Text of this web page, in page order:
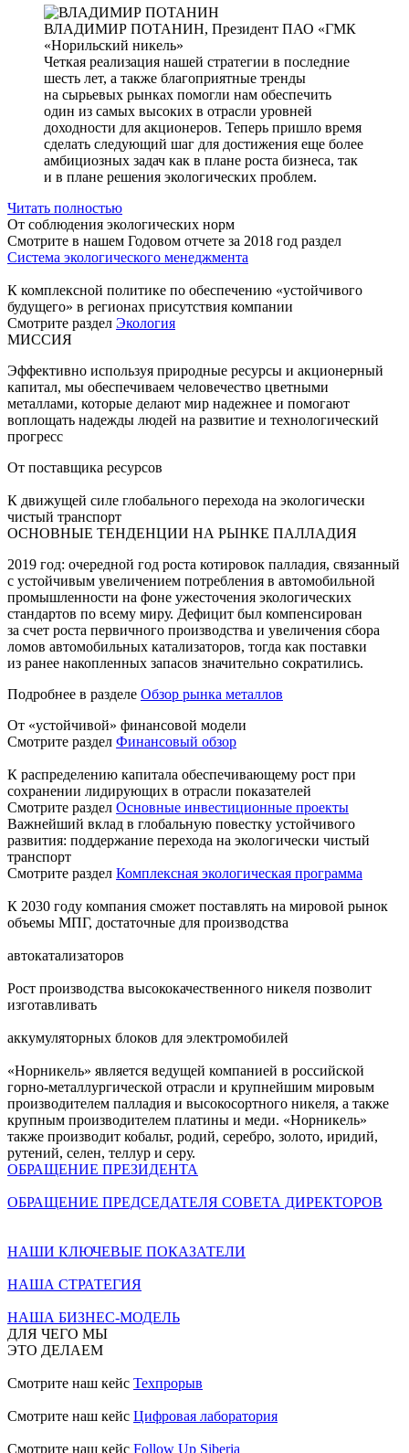
ВЛАДИМИР ПОТАНИН, Президент ПАО «ГМК
«Норильский никель»
Четкая реализация нашей стратегии в последние
шесть лет, а также благоприятные тренды
на сырьевых рынках помогли нам обеспечить
один из самых высоких в отрасли уровней
доходности для акционеров. Теперь пришло время
сделать следующий шаг для достижения еще более
амбициозных задач как в плане роста бизнеса, так
и в плане решения экологических проблем.
Читать полностью
От соблюдения экологических норм
Смотрите в нашем Годовом отчете за 2018 год раздел
Система экологического менеджмента
К комплексной политике по обеспечению «устойчивого
будущего» в регионах присутствия компании
Смотрите раздел Экология
МИССИЯ
Эффективно используя природные ресурсы и акционерный
капитал, мы обеспечиваем человечество цветными
металлами, которые делают мир надежнее и помогают
воплощать надежды людей на развитие и технологический
прогресс
От поставщика ресурсов
К движущей силе глобального перехода на экологически
чистый транспорт
ОСНОВНЫЕ ТЕНДЕНЦИИ НА РЫНКЕ ПАЛЛАДИЯ
2019 год: очередной год роста котировок палладия, связанный
с устойчивым увеличением потребления в автомобильной
промышленности на фоне ужесточения экологических
стандартов по всему миру. Дефицит был компенсирован
за счет роста первичного производства и увеличения сбора
ломов автомобильных катализаторов, тогда как поставки
из ранее накопленных запасов значительно сократились.
Подробнее в разделе Обзор рынка металлов
От «устойчивой» финансовой модели
Смотрите раздел Финансовый обзор
К распределению капитала обеспечивающему рост при
сохранении лидирующих в отрасли показателей
Смотрите раздел Основные инвестиционные проекты
Важнейший вклад в глобальную повестку устойчивого
развития: поддержание перехода на экологически чистый
транспорт
Смотрите раздел Комплексная экологическая программа
К 2030 году компания сможет поставлять на мировой рынок
объемы МПГ, достаточные для производства
автокатализаторов
Рост производства высококачественного никеля позволит
изготавливать
аккумуляторных блоков для электромобилей
«Норникель» является ведущей компанией в российской
горно-металлургической отрасли и крупнейшим мировым
производителем палладия и высокосортного никеля, а также
крупным производителем платины и меди. «Норникель»
также производит кобальт, родий, серебро, золото, иридий,
рутений, селен, теллур и серу.
ОБРАЩЕНИЕ ПРЕЗИДЕНТА
ОБРАЩЕНИЕ ПРЕДСЕДАТЕЛЯ СОВЕТА ДИРЕКТОРОВ
НАШИ КЛЮЧЕВЫЕ ПОКАЗАТЕЛИ
НАША СТРАТЕГИЯ
НАША БИЗНЕС-МОДЕЛЬ
ДЛЯ ЧЕГО МЫ
ЭТО ДЕЛАЕМ
Смотрите наш кейс Техпрорыв
Смотрите наш кейс Цифровая лаборатория
Смотрите наш кейс Follow Up Siberia